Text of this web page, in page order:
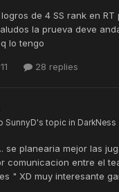
de 4 SS rank en
la prueva deve
lo tengo
28 replies
SunnyD's topic in DarkNess
se planearia mejor las
comunicacion entre el
" XD muy interesante